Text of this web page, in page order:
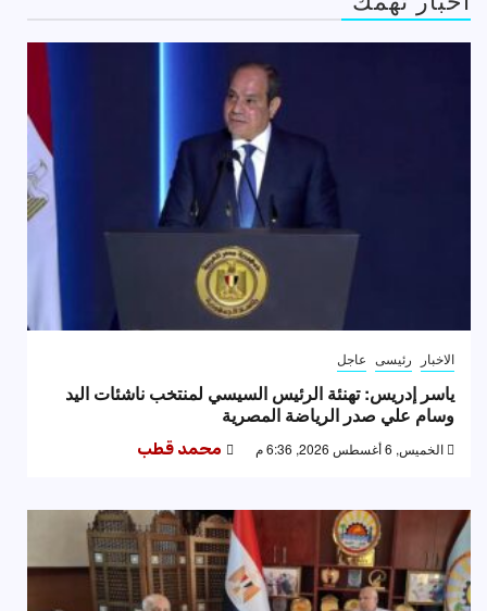
الاخبار رئيسى عاجل
ياسر إدريس: تهنئة الرئيس السيسي لمنتخب ناشئات اليد
وسام علي صدر الرياضة المصرية
الخميس, 6 أغسطس 2026, 6:36 م محمد قطب